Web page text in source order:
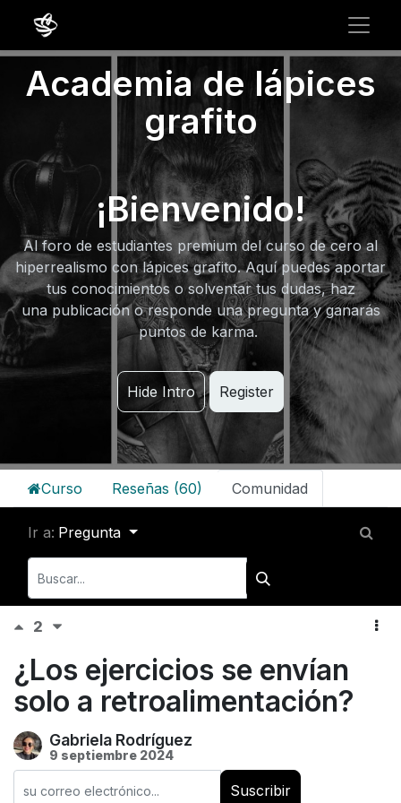
Academia de lápices
grafito
¡Bienvenido!
Al foro de estudiantes premium del curso de cero al
hiperrealismo con lápices grafito. Aquí puedes aportar
tus conocimientos o solventar tus dudas, haz
una publicación o responde una pregunta y ganarás
puntos de karma.
Hide Intro Register
Curso Reseñas (60) Comunidad
Ir a: Pregunta
2
¿Los ejercicios se envían
solo a retroalimentación?
Gabriela Rodríguez
9 septiembre 2024
Suscribir